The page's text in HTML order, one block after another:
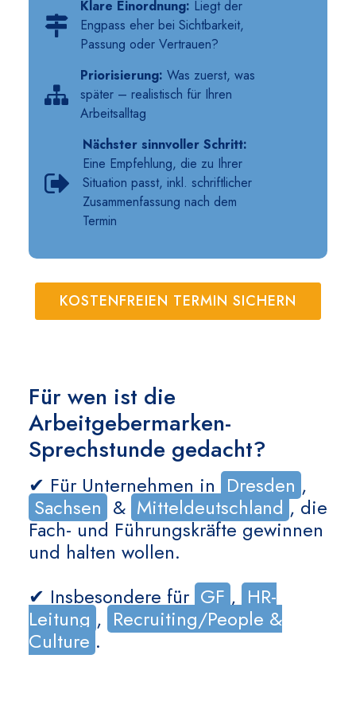
Klare Einordnung: Liegt der
Engpass eher bei Sichtbarkeit,
Passung oder Vertrauen?
Priorisierung: Was zuerst, was
später – realistisch für Ihren
Arbeitsalltag
Nächster sinnvoller Schritt:
Eine Empfehlung, die zu Ihrer
Situation passt, inkl. schriftlicher
Zusammenfassung nach dem
Termin
KOSTENFREIEN TERMIN SICHERN
Für wen ist die
Arbeitgebermarken-
Sprechstunde gedacht?
✔ Für Unternehmen in Dresden ,
Sachsen & Mitteldeutschland , die
Fach- und Führungskräfte gewinnen
und halten wollen.
✔ Insbesondere für GF , HR-
Leitung , Recruiting/People &
Culture .